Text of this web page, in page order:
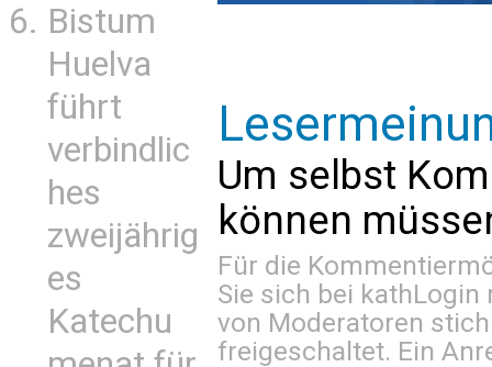
Bistum
Huelva
führt
verbindlic
hes
zweijährig
es
Katechu
Um selbst
können
Für die
Sie sich bei kathLogin
von Moderatoren
freigeschaltet. Ein